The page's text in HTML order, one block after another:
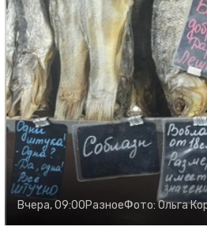
Вчера, 09:00РазноеФото:Ольга